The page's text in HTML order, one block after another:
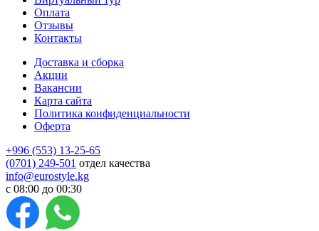
Оплата
Отзывы
Контакты
Доставка и сборка
Акции
Вакансии
Карта сайта
Политика конфиденциальности
Оферта
+996 (553) 13-25-65
(0701) 249-501 отдел качества
info@eurostyle.kg
с 08:00 до 00:30